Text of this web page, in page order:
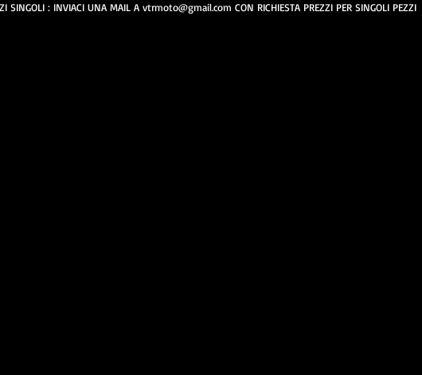
SINGOLI : INVIACI UNA MAIL A vtrmoto@gmail.com CON RICHIESTA PREZZI PER SINGOLI PEZZI